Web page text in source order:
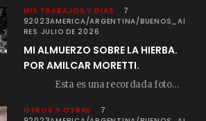
MIS TRABAJOS Y DÍAS
7
92023AMERICA/ARGENTINA/BUENOS_AI
RES JULIO DE 2026
MI ALMUERZO SOBRE LA HIERBA.
POR AMILCAR MORETTI.
Esta es una recordada fotografía que registré…
OTROS Y OTRAS
7